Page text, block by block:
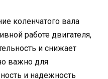
коленчатого вала
работе двигателя,
и снижает
важно для
и надежность